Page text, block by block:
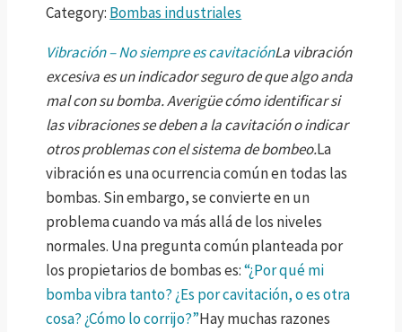
Category: Bombas industriales
Vibración – No siempre es cavitaciónLa vibración
excesiva es un indicador seguro de que algo anda
mal con su bomba. Averigüe cómo identificar si
las vibraciones se deben a la cavitación o indicar
otros problemas con el sistema de bombeo.La
vibración es una ocurrencia común en todas las
bombas. Sin embargo, se convierte en un
problema cuando va más allá de los niveles
normales. Una pregunta común planteada por
los propietarios de bombas es:“¿Por qué mi
bomba vibra tanto? ¿Es por cavitación, o es otra
cosa? ¿Cómo lo corrijo?”Hay muchas razones